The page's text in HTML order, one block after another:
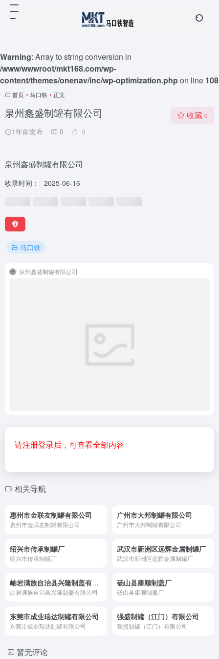
Warning: Array to string conversion in
/www/wwwroot/mkt168.com/wp-
content/themes/onenav/inc/wp-optimization.phpon line 108
首页 • 马口铁 • 正文
泉州鑫盛制罐有限公司
1年前发布 0 0
收藏 0
泉州鑫盛制罐有限公司
收录时间： 2025-06-16
马口铁
泉州鑫盛制罐有限公司
请注册登录后，可查看全部内容
相关导航
惠州市金联友制罐有限公司
惠州市金联友制罐有限公司
广州市大邦制罐有限公司
广州市大邦制罐有限公司
绍兴市传承制罐厂
绍兴市传承制罐厂
武汉市新洲区远辉金属制罐厂
武汉市新洲区远辉金属制罐厂
岫岩满族自治县兴隆制盖有限公司
岫岩满族自治县兴隆制盖有限公司
砀山县康顺制盖厂
砀山县康顺制盖厂
东莞市成业瑞达制罐有限公司
东莞市成业瑞达制罐有限公司
强盛制罐（江门）有限公司
强盛制罐（江门）有限公司
暂无评论